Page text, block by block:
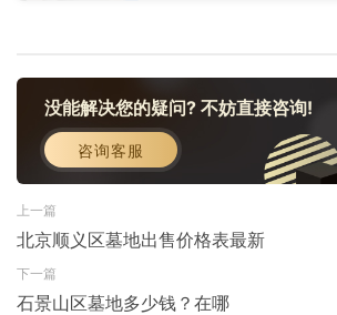
没能解决您的疑问? 不妨直接咨询!
咨询客服
上一篇
北京顺义区墓地出售价格表最新
下一篇
石景山区墓地多少钱？在哪